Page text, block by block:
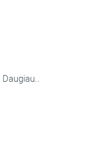
Daugiau..